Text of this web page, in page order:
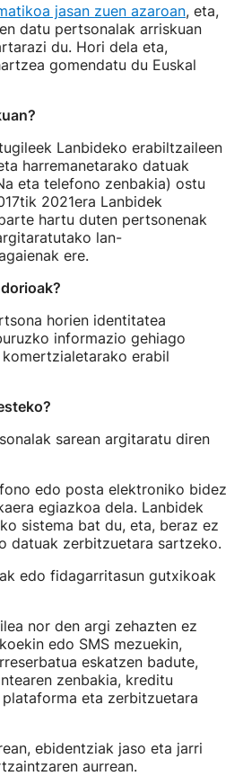
jasan zuen azaroan, eta,
datu pertsonalak arriskuan
du. Hori dela eta,
gomendatu du Euskal
Lanbideko erabiltzaileen
harremanetarako datuak
eta telefono zenbakia) ostu
2021era Lanbidek
hartu duten pertsonenak
lan-
ere.
horien identitatea
informazio gehiago
erabil
sarean argitaratu diren
edo posta elektroniko bidez
egiazkoa dela. Lanbidek
sistema bat du, eta, beraz ez
datuak zerbitzuetara sartzeko.
edo fidagarritasun gutxikoak
nor den argi zehazten ez
edo SMS mezuekin,
eskatzen badute,
zenbakia, kreditu
eta zerbitzuetara
ebidentziak jaso eta jarri
aurrean.